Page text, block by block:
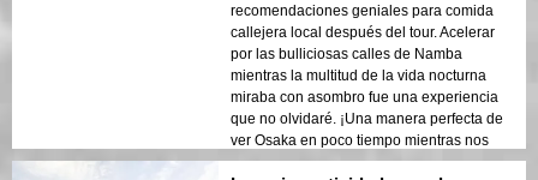
recomendaciones geniales para comida
callejera local después del tour. Acelerar
por las bulliciosas calles de Namba
mientras la multitud de la vida nocturna
miraba con asombro fue una experiencia
que no olvidaré. ¡Una manera perfecta de
ver Osaka en poco tiempo mientras nos
divertíamos al máximo!